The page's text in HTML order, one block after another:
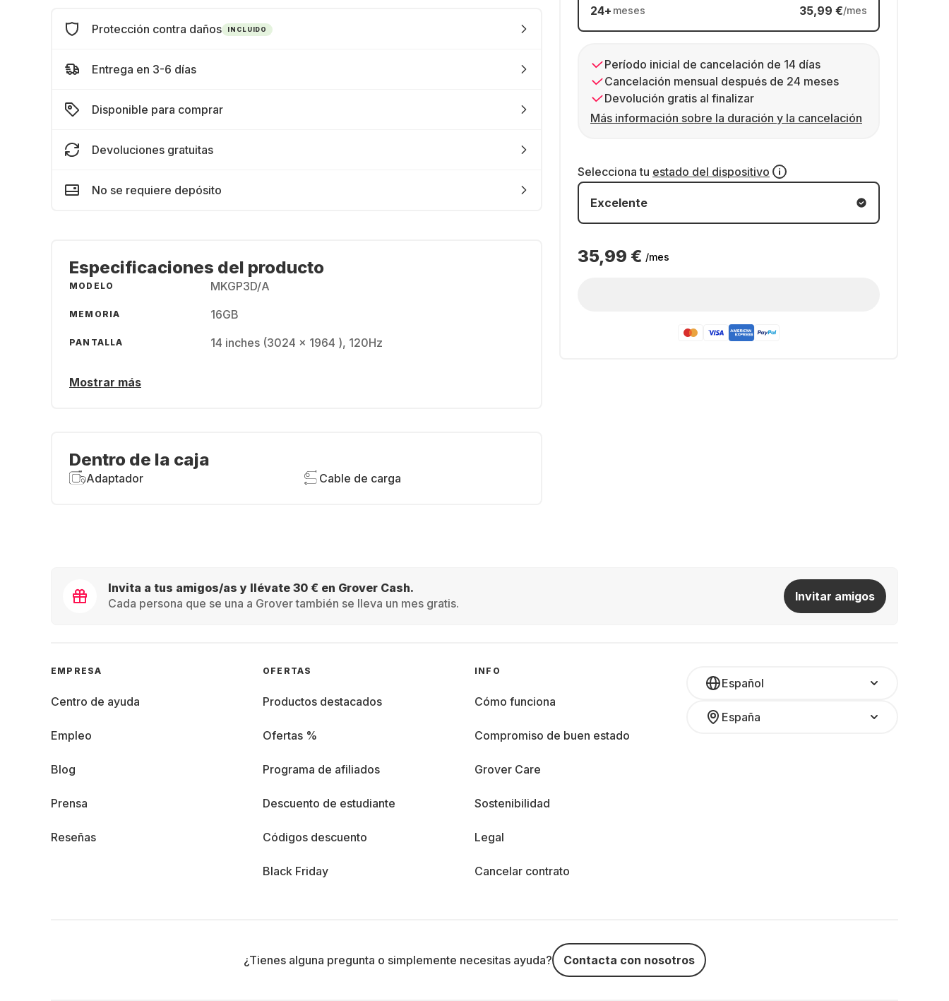
24+ meses 35,99 €/mes
Período inicial de cancelación de 14 días
Cancelación mensual después de 24 meses
Devolución gratis al finalizar
Más información sobre la duración y la cancelación
Selecciona tu estado del dispositivo
Excelente
35,99 € /mes
Protección contra daños INCLUIDO
Entrega en 3-6 días
Disponible para comprar
Devoluciones gratuitas
No se requiere depósito
Especificaciones del producto
MODELO MKGP3D/A
MEMORIA 16GB
PANTALLA 14 inches (3024 x 1964 ), 120Hz
Mostrar más
Dentro de la caja
Adaptador Cable de carga
Invita a tus amigos/as y llévate 30 € en Grover Cash.
Cada persona que se una a Grover también se lleva un mes gratis.
Invitar amigos
Español
España
EMPRESA
Centro de ayuda
Empleo
Blog
Prensa
Reseñas
OFERTAS
Productos destacados
Ofertas %
Programa de afiliados
Descuento de estudiante
Códigos descuento
Black Friday
INFO
Cómo funciona
Compromiso de buen estado
Grover Care
Sostenibilidad
Legal
Cancelar contrato
¿Tienes alguna pregunta o simplemente necesitas ayuda? Contacta con nosotros